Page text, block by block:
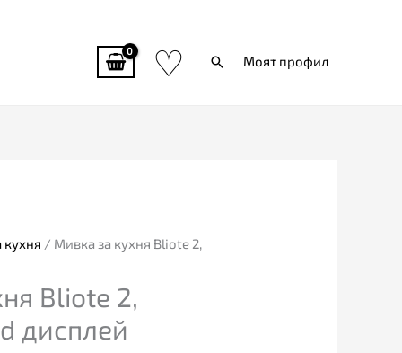
♡ ТърсиМоят профил
кухня / Мивка за кухня Bliote 2,
Bliote 2,
дисплей
275.00€
лв.).